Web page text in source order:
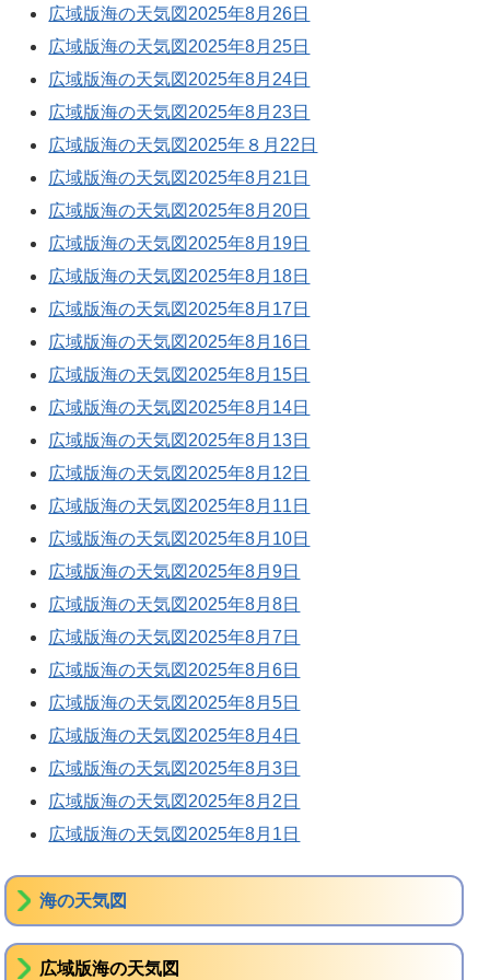
広域版海の天気図2025年8月26日
広域版海の天気図2025年8月25日
広域版海の天気図2025年8月24日
広域版海の天気図2025年8月23日
広域版海の天気図2025年８月22日
広域版海の天気図2025年8月21日
広域版海の天気図2025年8月20日
広域版海の天気図2025年8月19日
広域版海の天気図2025年8月18日
広域版海の天気図2025年8月17日
広域版海の天気図2025年8月16日
広域版海の天気図2025年8月15日
広域版海の天気図2025年8月14日
広域版海の天気図2025年8月13日
広域版海の天気図2025年8月12日
広域版海の天気図2025年8月11日
広域版海の天気図2025年8月10日
広域版海の天気図2025年8月9日
広域版海の天気図2025年8月8日
広域版海の天気図2025年8月7日
広域版海の天気図2025年8月6日
広域版海の天気図2025年8月5日
広域版海の天気図2025年8月4日
広域版海の天気図2025年8月3日
広域版海の天気図2025年8月2日
広域版海の天気図2025年8月1日
海の天気図
広域版海の天気図